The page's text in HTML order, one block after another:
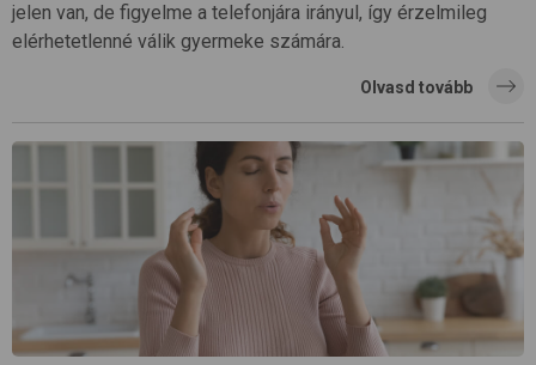
jelen van, de figyelme a telefonjára irányul, így érzelmileg
elérhetetlenné válik gyermeke számára.
Olvasd tovább